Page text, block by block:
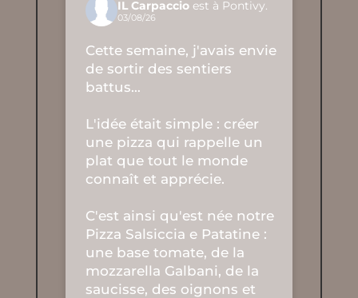
IL Carpaccio est à Pontivy.
03/08/26
Cette semaine, j'avais envie
de sortir des sentiers
battus…
L'idée était simple : créer
une pizza qui rappelle un
plat que tout le monde
connaît et apprécie.
C'est ainsi qu'est née notre
Pizza Salsiccia e Patatine :
une base tomate, de la
mozzarella Galbani, de la
saucisse, des oignons et